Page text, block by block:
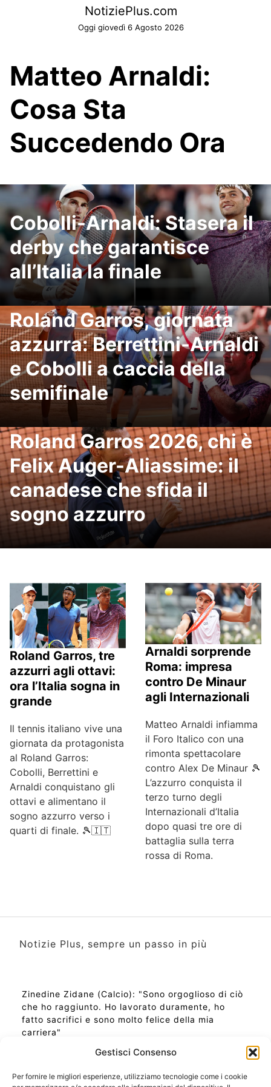
Gestisci Consenso
Per fornire le migliori esperienze, utilizziamo tecnologie come i cookie
NotiziePlus.com
Oggi giovedì 6 Agosto 2026
Matteo Arnaldi:
Cosa Sta
Succedendo Ora
Cobolli-Arnaldi: Stasera il
derby che garantisce
all’Italia la finale
Roland Garros, giornata
azzurra: Berrettini-Arnaldi
e Cobolli a caccia della
semifinale
Roland Garros 2026, chi è
Felix Auger-Aliassime: il
canadese che sfida il
sogno azzurro
Roland Garros, tre
azzurri agli ottavi:
ora l’Italia sogna in
grande
Il tennis italiano vive una
giornata da protagonista
al Roland Garros:
Cobolli, Berrettini e
Arnaldi conquistano gli
ottavi e alimentano il
sogno azzurro verso i
quarti di finale. 🎾🇮🇹
Arnaldi sorprende
Roma: impresa
contro De Minaur
agli Internazionali
Matteo Arnaldi infiamma
il Foro Italico con una
rimonta spettacolare
contro Alex De Minaur 🎾
L’azzurro conquista il
terzo turno degli
Internazionali d’Italia
dopo quasi tre ore di
battaglia sulla terra
rossa di Roma.
Notizie Plus, sempre un passo in più
Zinedine Zidane (Calcio): "Sono orgoglioso di ciò
che ho raggiunto. Ho lavorato duramente, ho
fatto sacrifici e sono molto felice della mia
carriera"